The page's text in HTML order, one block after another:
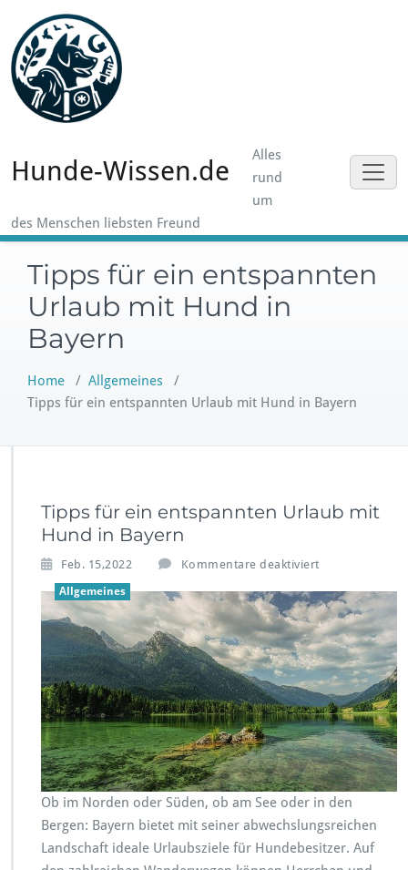
content
Hunde-Wissen.de
Alles
rund
um
des Menschen liebsten Freund
Tipps für ein entspannten
Urlaub mit Hund in
Bayern
Home / Allgemeines /
Tipps für ein entspannten Urlaub mit Hund in Bayern
Tipps für ein entspannten Urlaub mit
Hund in Bayern
Feb. 15,2022 Kommentare deaktiviert
r
T
i
p
p
s
f
ü
r
e
i
n
n
t
Allgemeines
Ob im Norden oder Süden, ob am See oder in den
Bergen: Bayern bietet mit seiner abwechslungsreichen
Landschaft ideale Urlaubsziele für Hundebesitzer. Auf